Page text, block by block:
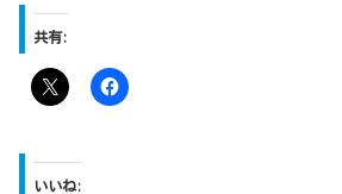
共有:
いいね: